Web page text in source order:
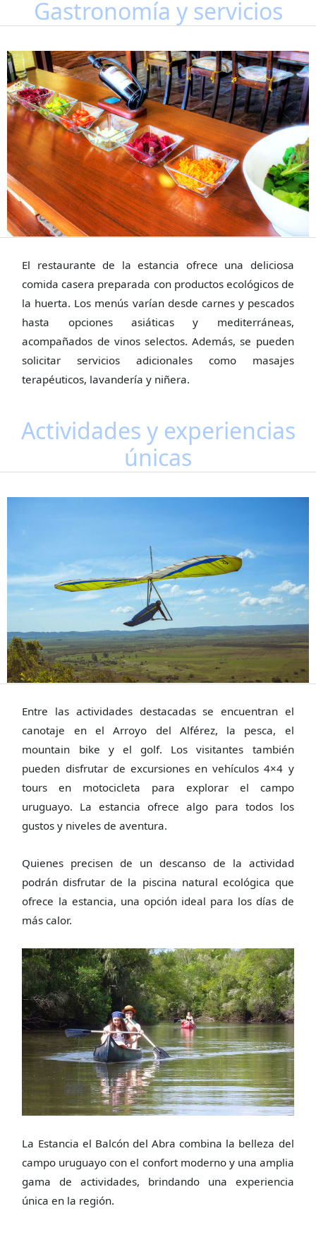
Gastronomía y servicios
El restaurante de la estancia ofrece una deliciosa
comida casera preparada con productos ecológicos de
la huerta. Los menús varían desde carnes y pescados
hasta opciones asiáticas y mediterráneas,
acompañados de vinos selectos. Además, se pueden
solicitar servicios adicionales como masajes
terapéuticos, lavandería y niñera.
Actividades y experiencias
únicas
Entre las actividades destacadas se encuentran el
canotaje en el Arroyo del Alférez, la pesca, el
mountain bike y el golf. Los visitantes también
pueden disfrutar de excursiones en vehículos 4×4 y
tours en motocicleta para explorar el campo
uruguayo. La estancia ofrece algo para todos los
gustos y niveles de aventura.
Quienes precisen de un descanso de la actividad
podrán disfrutar de la piscina natural ecológica que
ofrece la estancia, una opción ideal para los días de
más calor.
La Estancia el Balcón del Abra combina la belleza del
campo uruguayo con el confort moderno y una amplia
gama de actividades, brindando una experiencia
única en la región.